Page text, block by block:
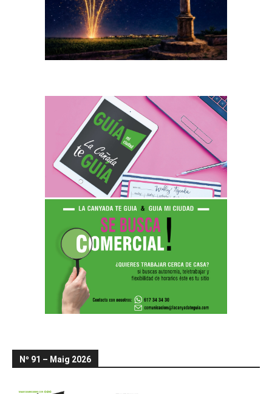
Nº 91 – Maig 2026